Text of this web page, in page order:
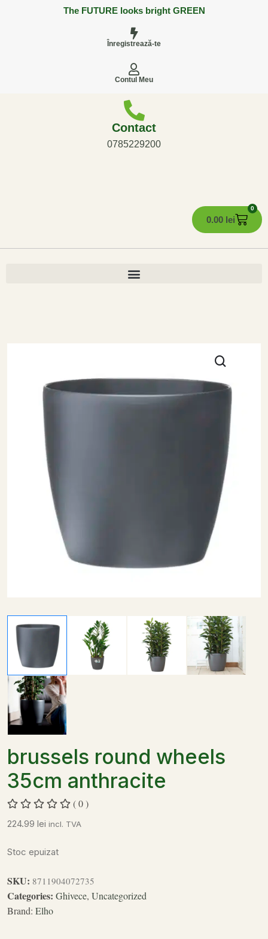
The FUTURE looks bright GREEN
Înregistrează-te
Contul Meu
Contact
0785229200
0.00 lei
0
brussels round wheels
35cm anthracite
( 0 )
224.99 lei incl. TVA
Stoc epuizat
SKU: 8711904072735
Categories: Ghivece, Uncategorized
Brand: Elho